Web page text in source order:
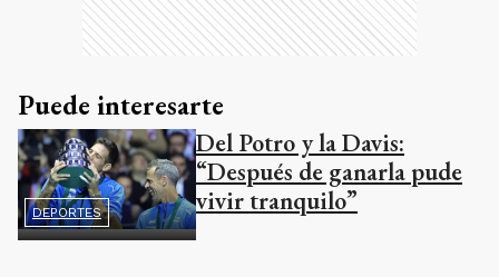
Puede interesarte
DEPORTES
Del Potro y la Davis:
“Después de ganarla pude
vivir tranquilo”